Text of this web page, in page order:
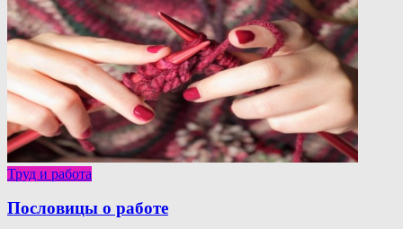
Труд и работа
Пословицы о работе